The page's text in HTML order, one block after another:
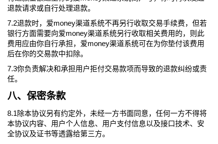
退款请求或自行处理退款。
7.2退款时，爱money渠道系统不再另行收取交易手续费，但若
银行方面需要向爱money渠道系统另行收取相关费用的，则此
费用应由你自行承担，爱money渠道系统可在为你垫付该费用
后在你的交易款中扣除。
7.3你负责解决和承担用户拒付交易款项而导致的退款纠纷或责
任。
八、保密条款
8.1除本协议另有约定外，未经一方书面同意，任何一方不得将
本协议内容、用户个人信息、用户支付信息以及接口技术、安
全协议及证书等透露给第三方。